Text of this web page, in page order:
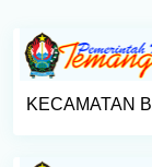
KECAMATAN